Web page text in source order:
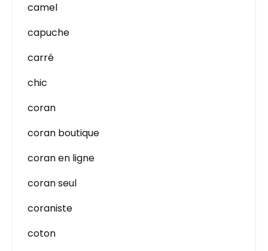
camel
capuche
carré
chic
coran
coran boutique
coran en ligne
coran seul
coraniste
coton